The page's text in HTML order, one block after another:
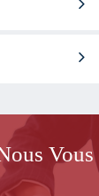
Vous